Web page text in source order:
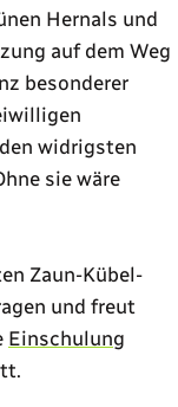
Hernals und
auf dem Weg
besonderer
widrigsten
sie wäre
Zaun-Kübel-
und freut
Einschulung